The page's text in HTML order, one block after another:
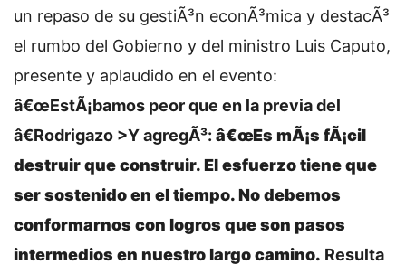
un repaso de su gestiÃ³n econÃ³mica y destacÃ³
el rumbo del Gobierno y del ministro Luis Caputo,
presente y aplaudido en el evento:
â€œEstÃ¡bamos peor que en la previa del
â€Rodrigazo >Y agregÃ³: â€œEs mÃ¡s fÃ¡cil
destruir que construir. El esfuerzo tiene que
ser sostenido en el tiempo. No debemos
conformarnos con logros que son pasos
intermedios en nuestro largo camino. Resulta